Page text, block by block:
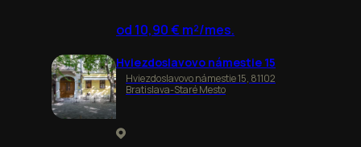
od 10,90 € m²/mes.
Hviezdoslavovo námestie 15
Hviezdoslavovo námestie 15, 81102
Bratislava-Staré Mesto